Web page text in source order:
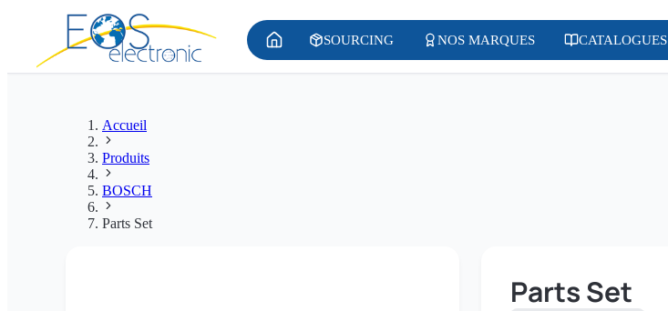
SOURCING NOS MARQUES CATALOGUES
Accueil
Produits
BOSCH
Parts Set
Parts Set